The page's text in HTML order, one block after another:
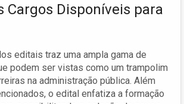
Cargos Disponíveis para
editais traz uma ampla gama de
podem ser vistas como um trampolim
na administração pública. Além
o edital enfatiza a formação